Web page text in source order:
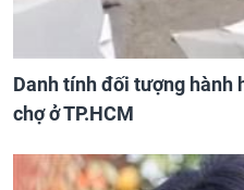
Danh tính đối tượng hành
chợ ở TP.HCM